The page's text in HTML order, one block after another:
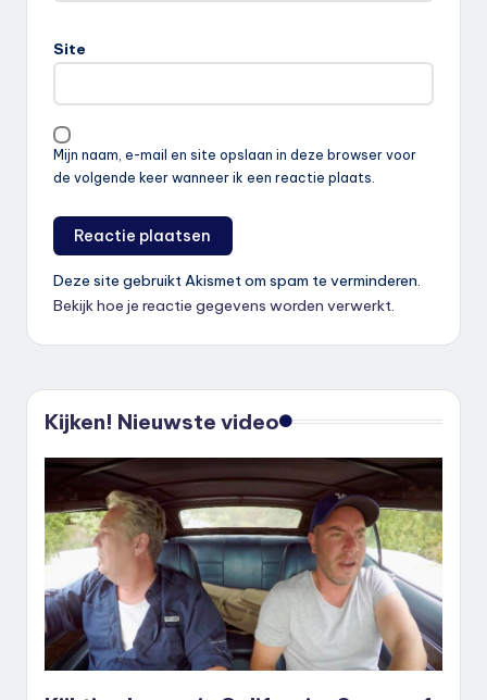
Site
Mijn naam, e-mail en site opslaan in deze browser voor
de volgende keer wanneer ik een reactie plaats.
Deze site gebruikt Akismet om spam te verminderen.
Bekijk hoe je reactie gegevens worden verwerkt.
Kijken! Nieuwste video